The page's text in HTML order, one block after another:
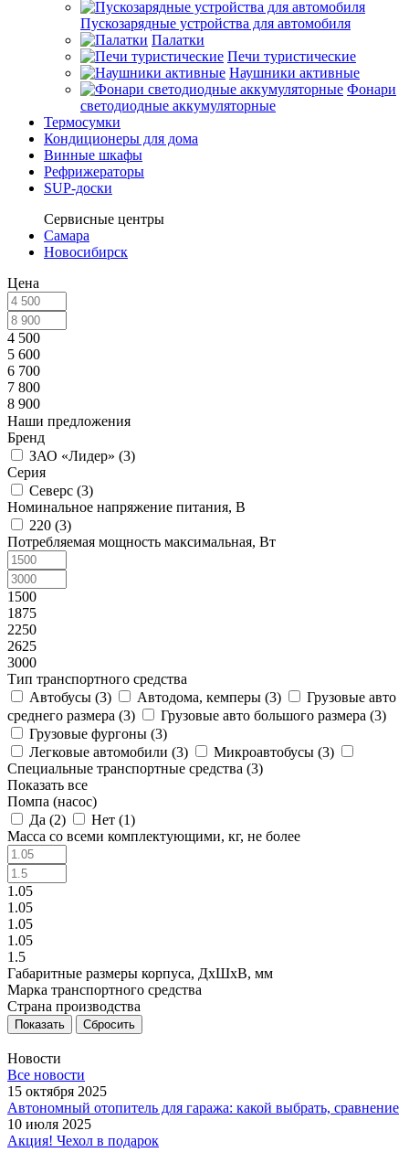
Пускозарядные устройства для автомобиля
Палатки
Печи туристические
Наушники активные
Фонари
светодиодные аккумуляторные
Термосумки
Кондиционеры для дома
Винные шкафы
Рефрижераторы
SUP-доски
Сервисные центры
Самара
Новосибирск
Цена
4 500
5 600
6 700
7 800
8 900
Наши предложения
Бренд
ЗАО «Лидер» (3)
Серия
Северс (3)
Номинальное напряжение питания, В
220 (3)
Потребляемая мощность максимальная, Вт
1500
1875
2250
2625
3000
Тип транспортного средства
Автобусы (3) Автодома, кемперы (3)
Грузовые авто
среднего размера (3) Грузовые авто большого размера (3)
Грузовые фургоны (3)
Легковые автомобили (3) Микроавтобусы (3)
Специальные транспортные средства (3)
Показать все
Помпа (насос)
Да (2) Нет (1)
Масса со всеми комплектующими, кг, не более
1.05
1.05
1.05
1.05
1.5
Габаритные размеры корпуса, ДxШxВ, мм
Марка транспортного средства
Страна производства
Сбросить
Новости
Все новости
15 октября 2025
Автономный отопитель для гаража: какой выбрать, сравнение
10 июля 2025
Акция! Чехол в подарок